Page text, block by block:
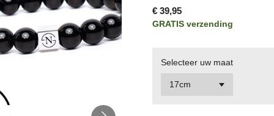
€ 39,95
GRATIS verzending
Selecteer uw maat